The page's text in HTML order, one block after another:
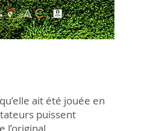
ait été jouée en
puissent